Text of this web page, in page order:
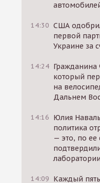
14:30 США
первой
Украине за
14:24
который
на
Дальнем
14:16 Юлия
политика
— это, по ее
лаборатории
14:09 Каждый